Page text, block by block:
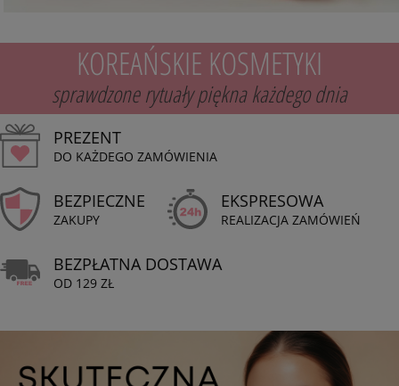
KOREAŃSKIE KOSMETYKI
sprawdzone rytuały piękna każdego dnia
PREZENT
DO KAŻDEGO ZAMÓWIENIA
BEZPIECZNE
ZAKUPY
EKSPRESOWA
REALIZACJA ZAMÓWIEŃ
BEZPŁATNA DOSTAWA
OD 129 ZŁ